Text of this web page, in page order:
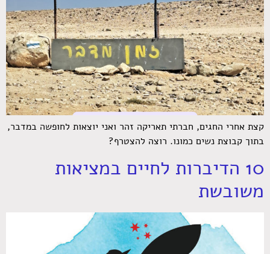
קצת אחרי החגים, חברתי תאריקה זהר ואני יוצאות לחופשה במדבר,
בתוך קבוצת נשים כמונו. רוצה להצטרף?
10 הדיברות לחיים במציאות
משובשת